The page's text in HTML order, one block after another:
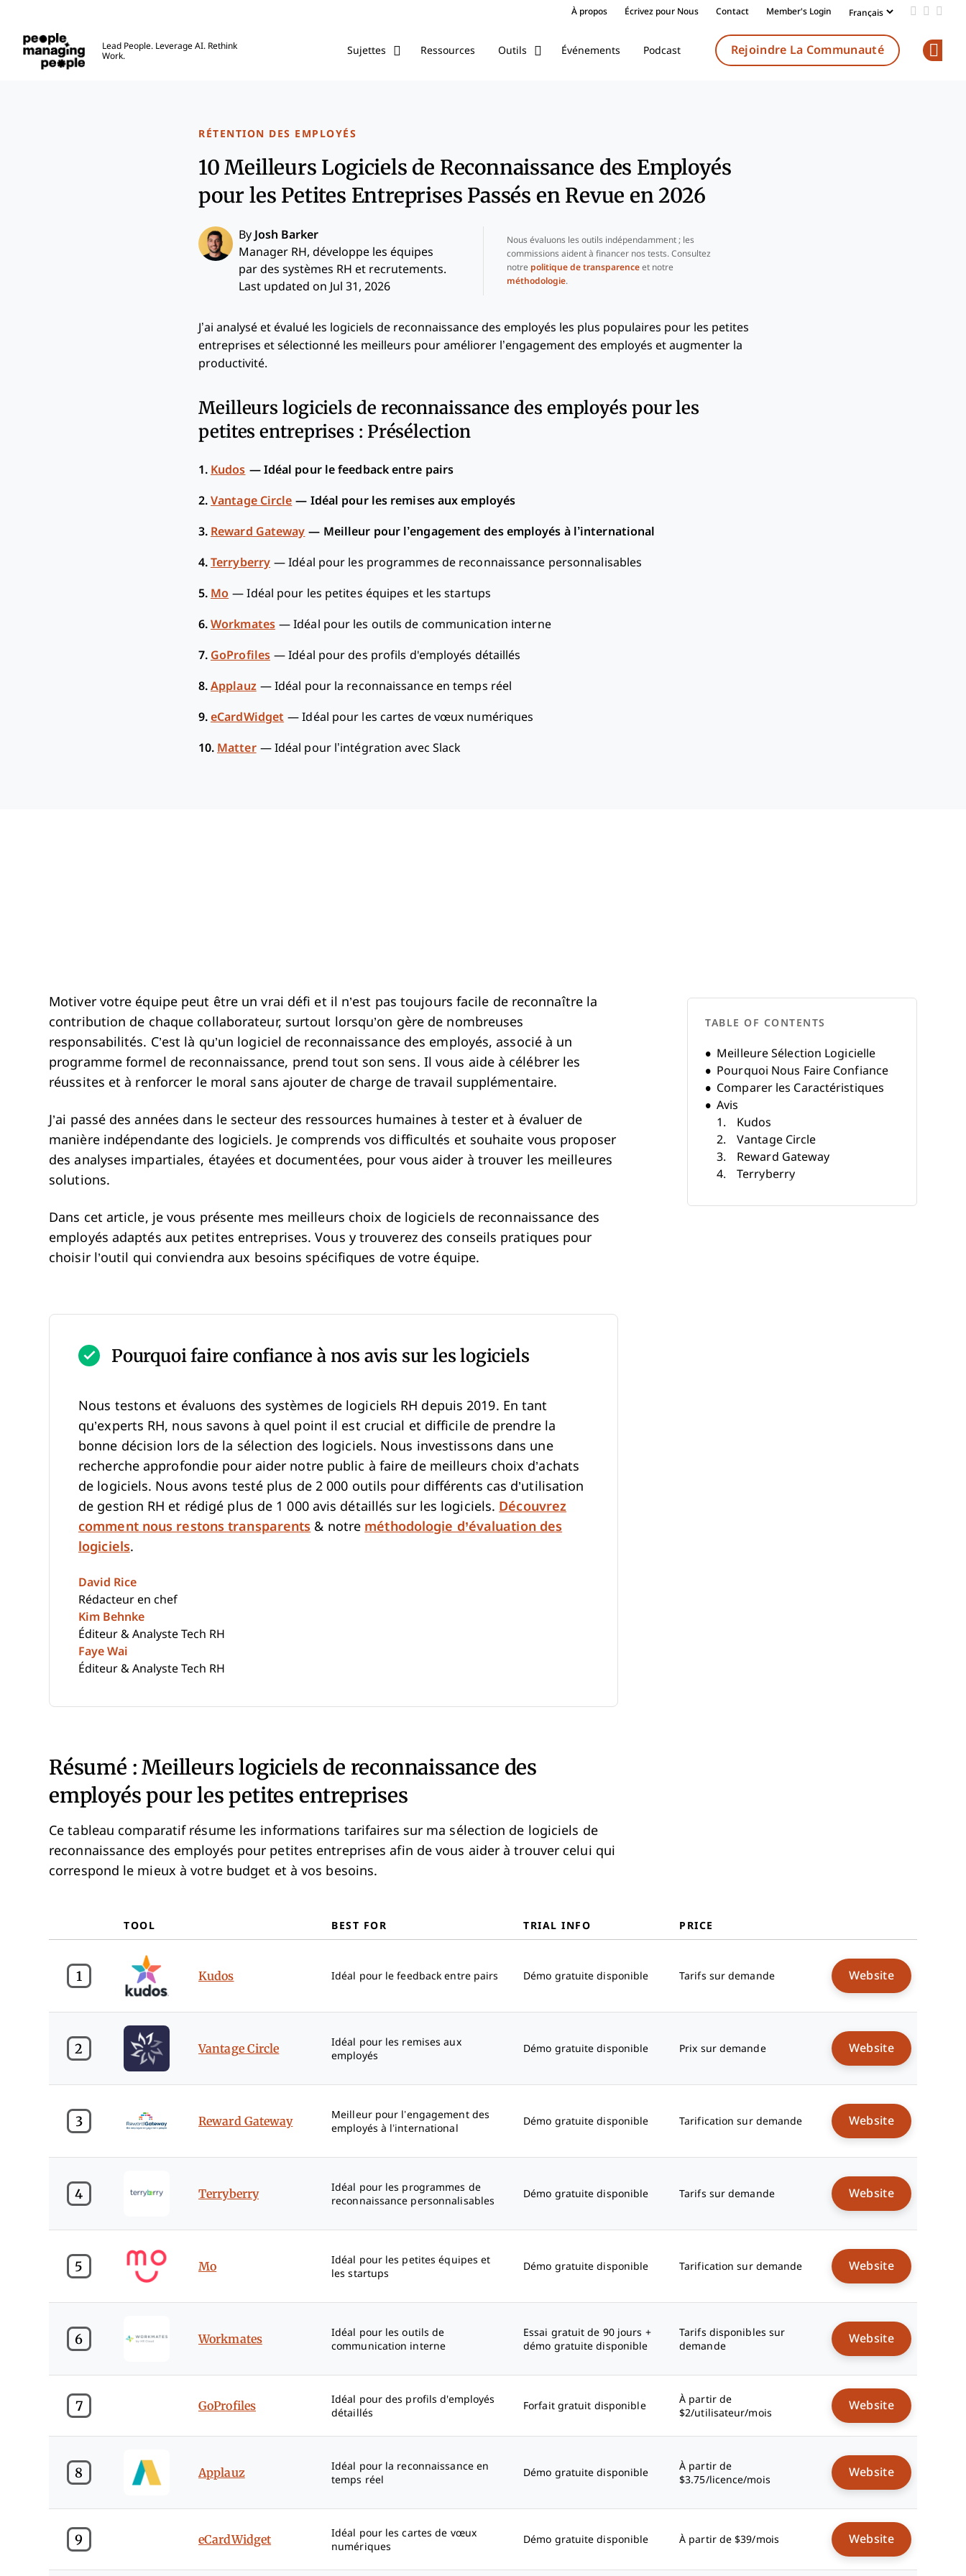
À propos Écrivez pour Nous Contact Member's Login Add us
Follow
Lead People. Leverage AI. Rethink
Work.
Sujettes Ressources Outils Événements Podcast Rejoindre La Communauté
RÉTENTION DES EMPLOYÉS
10 Meilleurs Logiciels de Reconnaissance des Employés
pour les Petites Entreprises Passés en Revue en 2026
By Josh Barker
Manager RH, développe les équipes
par des systèmes RH et recrutements.
Last updated on Jul 31, 2026
Nous évaluons les outils indépendamment ; les
commissions aident à financer nos tests. Consultez
notre politique de transparenceet notre
méthodologie.
J’ai analysé et évalué les logiciels de reconnaissance des employés les plus populaires pour les petites
entreprises et sélectionné les meilleurs pour améliorer l’engagement des employés et augmenter la
productivité.
Meilleurs logiciels de reconnaissance des employés pour les
petites entreprises : Présélection
1. Kudos — Idéal pour le feedback entre pairs
2. Vantage Circle — Idéal pour les remises aux employés
3. Reward Gateway — Meilleur pour l’engagement des employés à l’international
4. Terryberry —Idéal pour les programmes de reconnaissance personnalisables
5. Mo —Idéal pour les petites équipes et les startups
6. Workmates —Idéal pour les outils de communication interne
7. GoProfiles —Idéal pour des profils d'employés détaillés
8. Applauz — Idéal pour la reconnaissance en temps réel
9. eCardWidget —Idéal pour les cartes de vœux numériques
10. Matter — Idéal pour l’intégration avec Slack
Motiver votre équipe peut être un vrai défi et il n’est pas toujours facile de reconnaître la
contribution de chaque collaborateur, surtout lorsqu’on gère de nombreuses
responsabilités. C’est là qu’un logiciel de reconnaissance des employés, associé à un
programme formel de reconnaissance, prend tout son sens. Il vous aide à célébrer les
réussites et à renforcer le moral sans ajouter de charge de travail supplémentaire.
J’ai passé des années dans le secteur des ressources humaines à tester et à évaluer de
manière indépendante des logiciels. Je comprends vos difficultés et souhaite vous proposer
des analyses impartiales, étayées et documentées, pour vous aider à trouver les meilleures
solutions.
Dans cet article, je vous présente mes meilleurs choix de logiciels de reconnaissance des
employés adaptés aux petites entreprises. Vous y trouverez des conseils pratiques pour
choisir l’outil qui conviendra aux besoins spécifiques de votre équipe.
Pourquoi faire confiance à nos avis sur les logiciels
Nous testons et évaluons des systèmes de logiciels RH depuis 2019. En tant
qu’experts RH, nous savons à quel point il est crucial et difficile de prendre la
bonne décision lors de la sélection des logiciels. Nous investissons dans une
recherche approfondie pour aider notre public à faire de meilleurs choix d’achats
de logiciels. Nous avons testé plus de 2 000 outils pour différents cas d’utilisation
de gestion RH et rédigé plus de 1 000 avis détaillés sur les logiciels. Découvrez
comment nous restons transparents & notre méthodologie d’évaluation des
logiciels.
David Rice
Rédacteur en chef
Kim Behnke
Éditeur & Analyste Tech RH
Faye Wai
Éditeur & Analyste Tech RH
Résumé : Meilleurs logiciels de reconnaissance des
employés pour les petites entreprises
Ce tableau comparatif résume les informations tarifaires sur ma sélection de logiciels de
reconnaissance des employés pour petites entreprises afin de vous aider à trouver celui qui
correspond le mieux à votre budget et à vos besoins.
TOOL BEST FOR TRIAL INFO PRICE
1 Kudos Idéal pour le feedback entre pairs Démo gratuite disponible Tarifs sur demande Website
2 Vantage Circle
Idéal pour les remises aux
employés
Démo gratuite disponible Prix sur demande Website
3 Reward Gateway
Meilleur pour l’engagement des
employés à l’international
Démo gratuite disponible Tarification sur demande Website
4 Terryberry
Idéal pour les programmes de
reconnaissance personnalisables
Démo gratuite disponible Tarifs sur demande Website
5 Mo
Idéal pour les petites équipes et
les startups
Démo gratuite disponible Tarification sur demande Website
6 Workmates
Idéal pour les outils de
communication interne
Essai gratuit de 90 jours +
démo gratuite disponible
Tarifs disponibles sur
demande
Website
7 GoProfiles
Idéal pour des profils d'employés
détaillés
Forfait gratuit disponible
À partir de
$2/utilisateur/mois
Website
8 Applauz
Idéal pour la reconnaissance en
temps réel
Démo gratuite disponible
À partir de
$3.75/licence/mois
Website
9 eCardWidget
Idéal pour les cartes de vœux
numériques
Démo gratuite disponible À partir de $39/mois Website
TABLE OF CONTENTS
Meilleure Sélection Logicielle
Pourquoi Nous Faire Confiance
Comparer les Caractéristiques
Avis
Kudos
Vantage Circle
Reward Gateway
Terryberry
Workmates